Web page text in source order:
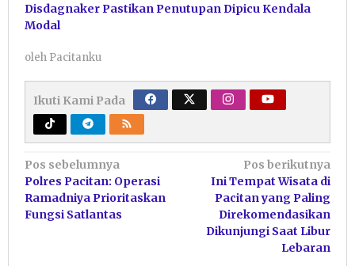
Disdagnaker Pastikan Penutupan Dipicu Kendala
Modal
oleh Pacitanku
Ikuti Kami Pada
Navigasi
pos
Pos sebelumnya
Polres Pacitan: Operasi
Ramadniya Prioritaskan
Fungsi Satlantas
Pos berikutnya
Ini Tempat Wisata di
Pacitan yang Paling
Direkomendasikan
Dikunjungi Saat Libur
Lebaran